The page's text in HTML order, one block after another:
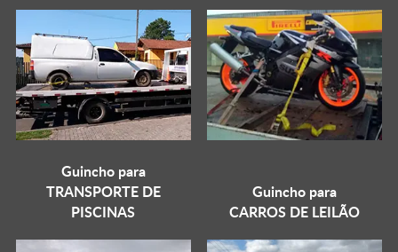
Guincho para
TRANSPORTE DE
PISCINAS
Guincho para
CARROS DE LEILÃO